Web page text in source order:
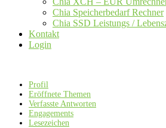
Chia Speicherbedarf Rechner
Chia SSD Leistungs /
Kontakt
Login
Profil
Eröffnete Themen
Verfasste Antworten
Engagements
Lesezeichen